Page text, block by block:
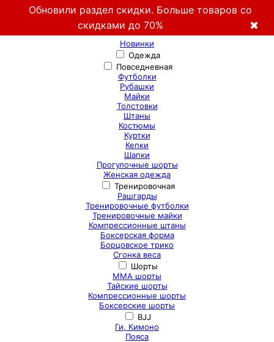
Обновили раздел скидки. Больше товаров со
скидками до 70%
✖
Новинки
Одежда
Повседневная
Футболки
Рубашки
Майки
Толстовки
Штаны
Костюмы
Куртки
Кепки
Шапки
Прогулочные шорты
Женская одежда
Тренировочная
Рашгарды
Тренировочные футболки
Тренировочные майки
Компрессионные штаны
Боксерская форма
Борцовское трико
Сгонка веса
Шорты
ММА шорты
Тайские шорты
Компрессионные шорты
Боксерские шорты
BJJ
Ги, Кимоно
Пояса